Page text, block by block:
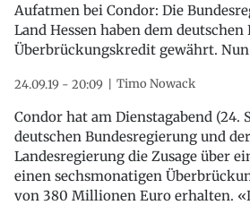
Aufatmen bei Condor: Die
Land Hessen haben dem
Überbrückungskredit gewährt. Nun
24.09.19 - 20:09 Timo Nowack
Condor hat am Dienstagabend (24.
deutschen Bundesregierung und
Landesregierung die Zusage über
einen sechsmonatigen
von 380 Millionen Euro erhalten.